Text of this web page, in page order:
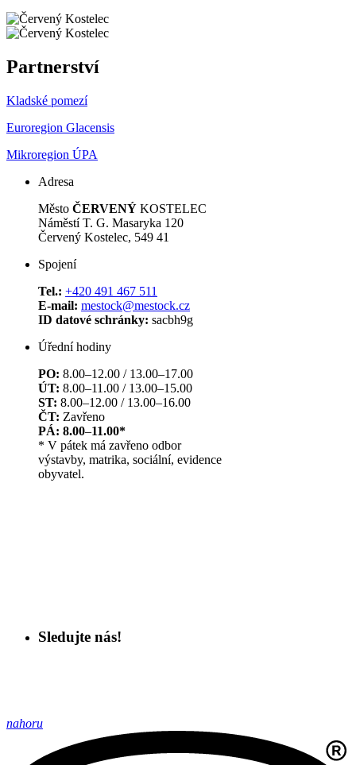
Partnerství
Kladské pomezí
Euroregion Glacensis
Mikroregion ÚPA
Adresa
Město ČERVENÝ KOSTELEC
Náměstí T. G. Masaryka 120
Červený Kostelec, 549 41
Spojení
Tel.: +420 491 467 511
E-mail: mestock@mestock.cz
ID datové schránky: sacbh9g
Úřední hodiny
PO: 8.00–12.00 / 13.00–17.00
ÚT: 8.00–11.00 / 13.00–15.00
ST: 8.00–12.00 / 13.00–16.00
ČT: Zavřeno
PÁ: 8.00–11.00*
* V pátek má zavřeno odbor
výstavby, matrika, sociální, evidence
obyvatel.
Sledujte nás!
nahoru